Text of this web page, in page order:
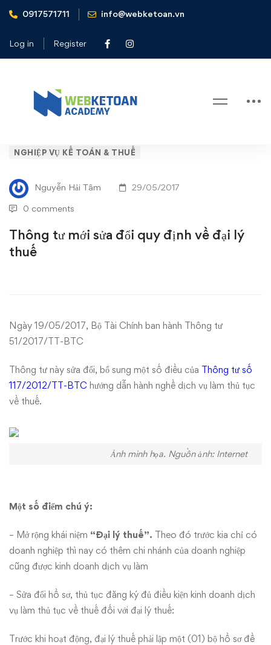
0917571711 info@webketoan.vn
Log in Register
Home
Nghiệp vụ Kế toán & Thuế
Thông
tư
mới
sửa
đổi
định
về
đại
lý
thuế
NGHIỆP VỤ KẾ TOÁN & THUẾ
Nguyễn Hải Tâm 29/05/2017
0 comments
Thông tư mới sửa đổi quy định về đại lý
thuế
Ngày 19/05/2017, Bộ Tài Chính ban hành Thông tư
51/2017/TT-BTC
Thông tư này sửa đổi, bổ sung một số điều của Thông tư số
117/2012/TT-BTC hướng dẫn hành nghề dịch vụ làm thủ tục
về thuế.
Ảnh minh họa. Nguồn ảnh: Internet
Một số điểm chú ý:
– Mở rộng khái niệm “Đại lý thuế”. Theo đó trước kia chỉ có
doanh nghiệp thì nay có thêm chi nhánh của doanh nghiệp
cũng được kinh doanh dịch vụ làm
– Sửa đổi hồ sơ, thủ tục đăng ký đủ điều kiện kinh doanh dịch
vụ làm thủ tục về thuế đối với đại lý thuế:
Trước khi hoạt động, đại lý thuế phải lập một (01) bộ hồ sơ đề